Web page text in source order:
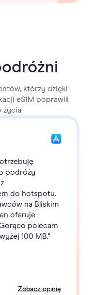
którzy dzięki
eSIM poprawili
życia.
podróży
do hotspotu.
na Bliskim
oferuje
polecam
100 MB."
Zobacz opinię